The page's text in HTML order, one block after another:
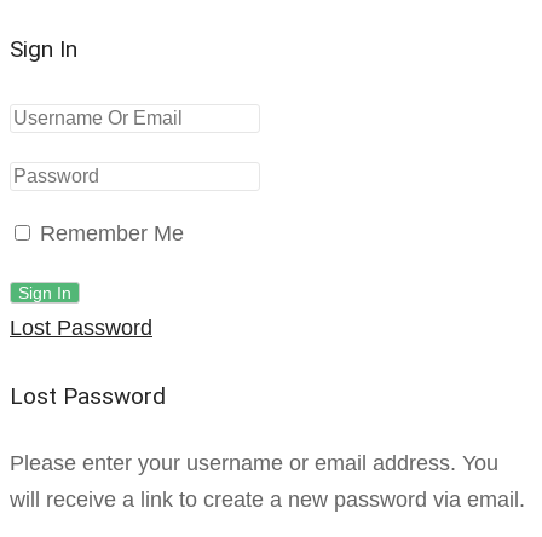
Sign In
Remember Me
Lost Password
Lost Password
Please enter your username or email address. You
will receive a link to create a new password via email.